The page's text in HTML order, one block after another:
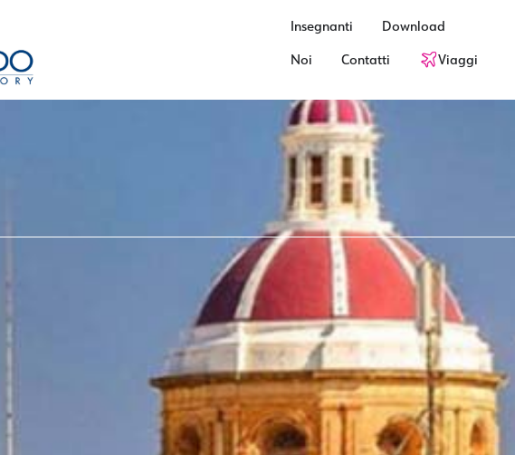
Insegnanti
Download
Noi
Contatti Viaggi